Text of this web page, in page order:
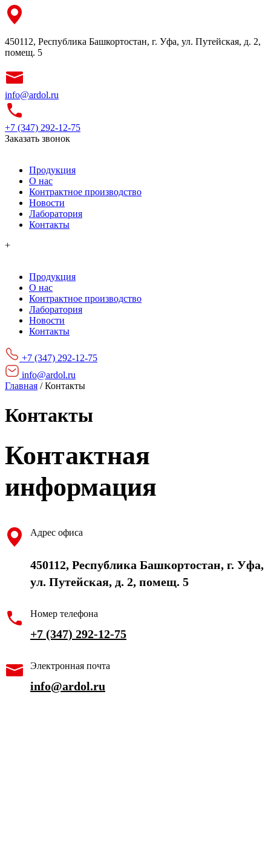
450112, Республика Башкортостан, г. Уфа, ул. Путейская, д. 2,
помещ. 5
info@ardol.ru
+7 (347) 292-12-75
Заказать звонок
Продукция
О нас
Контрактное производство
Новости
Лаборатория
Контакты
+
Продукция
О нас
Контрактное производство
Лаборатория
Новости
Контакты
+7 (347) 292-12-75
info@ardol.ru
Главная /Контакты
Контакты
Контактная
информация
Адрес офиса
450112, Республика Башкортостан, г. Уфа,
ул. Путейская, д. 2, помещ. 5
Номер телефона
+7 (347) 292-12-75
Электронная почта
info@ardol.ru